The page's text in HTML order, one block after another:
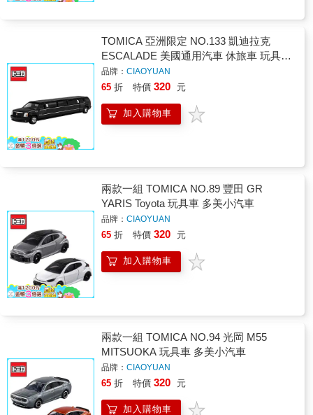
TOMICA 亞洲限定 NO.133 凱迪拉克
ESCALADE 美國通用汽車 休旅車 玩具車
長盒
品牌： CIAOYUAN
65 折 特價 320 元
加入購物車
兩款一組 TOMICA NO.89 豐田 GR
YARIS Toyota 玩具車 多美小汽車
品牌： CIAOYUAN
65 折 特價 320 元
加入購物車
兩款一組 TOMICA NO.94 光岡 M55
MITSUOKA 玩具車 多美小汽車
品牌： CIAOYUAN
65 折 特價 320 元
加入購物車